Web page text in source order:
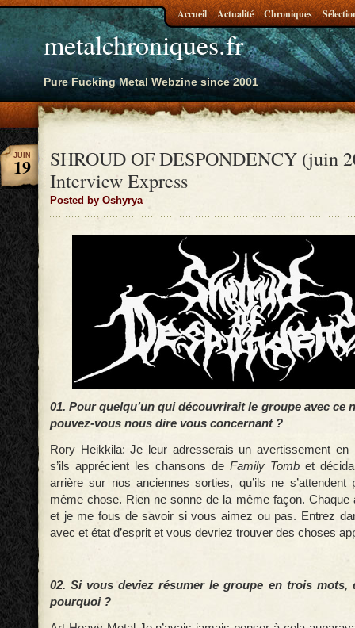
metalchroniques.fr
Pure Fucking Metal Webzine since 2001
Accueil Actualité Chroniques
SHROUD OF DESPONDENCY (juin
Interview Express
Posted by Oshyrya
JUIN
19
01. Pour quelqu’un qui découvrirait le groupe avec ce
pouvez-vous nous dire vous concernant ?
Rory Heikkila: Je leur adresserais un avertissement en
s’ils apprécient les chansons de Family Tomb et
arrière sur nos anciennes sorties, qu’ils ne
même chose. Rien ne sonne de la même façon. Chaque
et je me fous de savoir si vous aimez ou pas. Entrez
avec et état d’esprit et vous devriez trouver des choses
02. Si vous deviez résumer le groupe en trois mots,
pourquoi ?